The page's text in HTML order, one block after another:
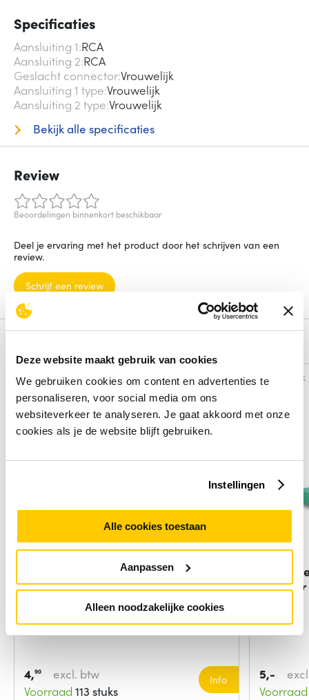
Deze website maakt gebruik van cookies
We gebruiken cookies om content en advertenties te
personaliseren, voor social media om ons
websiteverkeer te analyseren. Je gaat akkoord met onze
cookies als je de website blijft gebruiken.
Instellingen
Alle cookies toestaan
Aanpassen
Alleen noodzakelijke cookies
Specificaties
Aansluiting 1 RCA
Aansluiting 2 RCA
Geslacht connectorVrouwelijk
Aansluiting 1 type Vrouwelijk
Aansluiting 2 type Vrouwelijk
Bekijk alle specificaties
Review
Beoordelingen binnenkort beschikbaar
Deel je ervaring met het product door het schrijven van een
review.
Schrijf een review
Vergelijk
Microconnect FIBSCAPCADA
tussenstuk voor
4,90
excl. btw
Voorraad 113 stuks
Info
Vergelijk
ACT
adapter
5,-
Voorraad